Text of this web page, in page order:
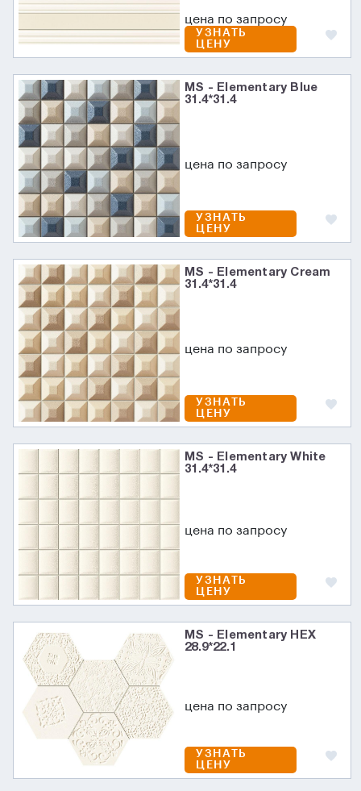
цена по запросу
УЗНАТЬ
ЦЕНУ
MS - Elementary Blue
31.4*31.4
цена по запросу
УЗНАТЬ
ЦЕНУ
MS - Elementary Cream
31.4*31.4
цена по запросу
УЗНАТЬ
ЦЕНУ
MS - Elementary White
31.4*31.4
цена по запросу
УЗНАТЬ
ЦЕНУ
MS - Elementary HEX
28.9*22.1
цена по запросу
УЗНАТЬ
ЦЕНУ